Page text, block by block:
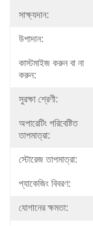
সাক্ষ্যদান:
উপাদান:
কাস্টমাইজ করুন বা না
করুন:
সুরক্ষা শ্রেণী:
অপারেটিং পরিবেষ্টিত
তাপমাত্রা:
স্টোরেজ তাপমাত্রা:
প্যাকেজিং বিবরণ:
যোগানের ক্ষমতা: